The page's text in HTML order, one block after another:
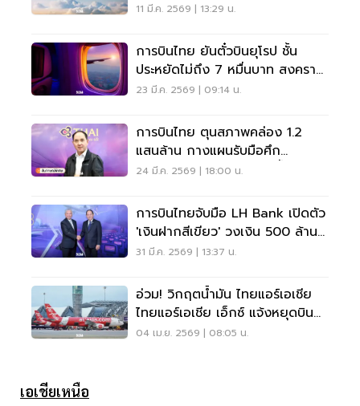
11 มี.ค. 2569 | 13:29 น.
การบินไทย ยันตั๋วบินยุโรป ชั้น
ประหยัดไม่ถึง 7 หมื่นบาท สงคราม
ทำยอดจองใหม่ชะลอตัว
23 มี.ค. 2569 | 09:14 น.
การบินไทย ตุนสภาพคล่อง 1.2
แสนล้าน กางแผนรับมือศึก
ตะวันออกกลาง ดันต้นทุนน้ำมันพุ่ง
24 มี.ค. 2569 | 18:00 น.
การบินไทยจับมือ LH Bank เปิดตัว
'เงินฝากสีเขียว' วงเงิน 500 ล้าน
หนุนธุรกิจยั่งยืน
31 มี.ค. 2569 | 13:37 น.
อ่วม! วิกฤตน้ำมัน ไทยแอร์เอเชีย
ไทยแอร์เอเชีย เอ็กซ์ แจ้งหยุดบิน
บางเส้นทางแล้ว
04 เม.ย. 2569 | 08:05 น.
เอเชียเหนือ